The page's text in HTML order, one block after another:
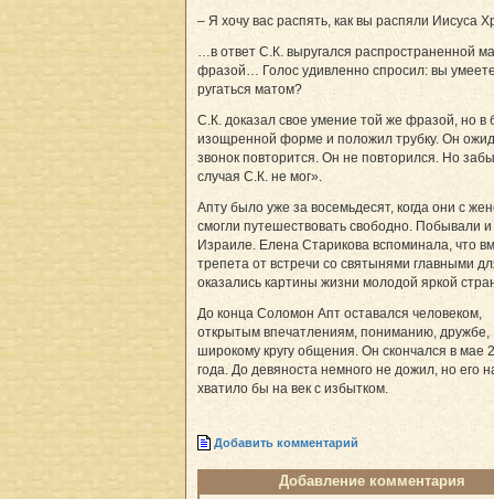
– Я хочу вас распять, как вы распяли Иисуса
…в ответ С.К. выругался распространенной
фразой… Голос удивленно спросил: вы
ругаться матом?
С.К. доказал свое умение той же фразой, но в
изощренной форме и положил трубку. Он
звонок повторится. Он не повторился. Но
случая С.К. не мог».
Апту было уже за восемьдесят, когда они с
смогли путешествовать свободно. Побывали и
Израиле. Елена Старикова вспоминала, что
трепета от встречи со святынями главными
оказались картины жизни молодой яркой
До конца Соломон Апт оставался человеком,
открытым впечатлениям, пониманию, дружбе,
широкому кругу общения. Он скончался в мае
года. До девяноста немного не дожил, но его
хватило бы на век с избытком.
Добавить комментарий
Добавление комментария